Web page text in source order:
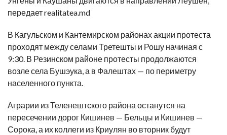
передает realitatea.md
В Кагульском и Кантемирском районах акции протеста
проходят между селами Третешты и Рошу начиная с
9:30. В Резинском районе протесты продолжаются
возле села Бушэука, а в Фалештах — по периметру
населенного пункта.
Аграрии из Теленештского района останутся на
пересечении дорог Кишинев — Бельцы и Кишинев —
Сорока, а их коллеги из Криулян во вторник будут